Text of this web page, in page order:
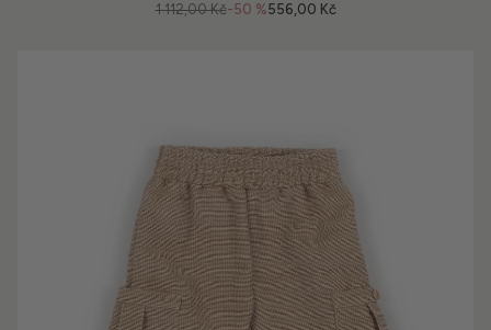
-50 %
1 112,00 Kč 556,00 Kč